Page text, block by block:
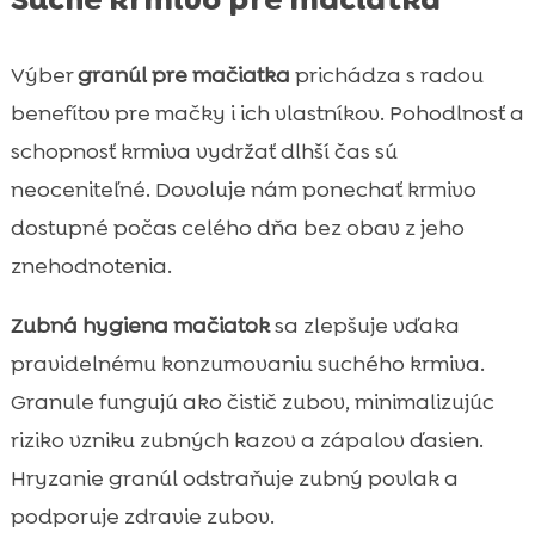
Výbergranúl pre mačiatka prichádza s radou
benefítov pre mačky i ich vlastníkov. Pohodlnosť a
schopnosť krmiva vydržať dlhší čas sú
neoceniteľné. Dovoluje nám ponechať krmivo
dostupné počas celého dňa bez obav z jeho
znehodnotenia.
Zubná hygiena mačiatoksa zlepšuje vďaka
pravidelnému konzumovaniu suchého krmiva.
Granule fungujú ako čistič zubov, minimalizujúc
riziko vzniku zubných kazov a zápalov ďasien.
Hryzanie granúl odstraňuje zubný povlak a
podporuje zdravie zubov.